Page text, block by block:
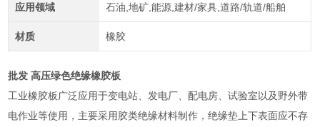
应用领域 石油,地矿,能源,建材/家具,道路/轨道/船舶
材质 橡胶
批发 高压绿色绝缘橡胶板
工业橡胶板广泛应用于变电站、发电厂、配电房、试验室以及野外带
电作业等使用，主要采用胶类绝缘材料制作，绝缘垫上下表面应不存